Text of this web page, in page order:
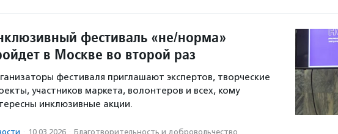
фестиваль «не/норма»
в Москве во второй раз
фестиваля приглашают экспертов, творческие
участников маркета, волонтеров и всех, кому
инклюзивные акции.
· 10.03.2026 · Благотвори­тель­ность и доброволь­чест­во